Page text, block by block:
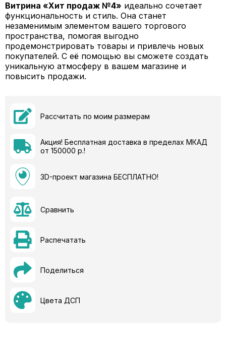
Витрина «Хит продаж №4» идеально сочетает
функциональность и стиль. Она станет
незаменимым элементом вашего торгового
пространства, помогая выгодно
продемонстрировать товары и привлечь новых
покупателей. С её помощью вы сможете создать
уникальную атмосферу в вашем магазине и
повысить продажи.
Рассчитать по моим размерам
Акция! Бесплатная доставка в пределах МКАД
от 150000 р.!
3D-проект магазина БЕСПЛАТНО!
Сравнить
Распечатать
Поделиться
Цвета ДСП